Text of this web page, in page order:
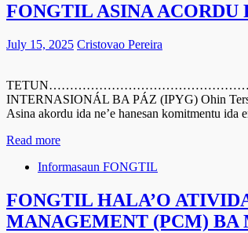
FONGTIL ASINA ACORDU
July 15, 2025 Cristovao Pereira
INTERNASIONÁL BA PÁZ (IPYG) Ohin
Asina akordu ida ne’e hanesan komitmentu
Read more
Informasaun FONGTIL
FONGTIL HALA’O
MANAGEMENT (PCM) BA